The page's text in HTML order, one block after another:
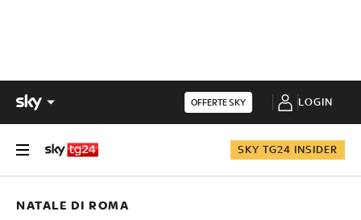
OFFERTE SKY LOGIN
SKY TG24 INSIDER
NATALE DI ROMA